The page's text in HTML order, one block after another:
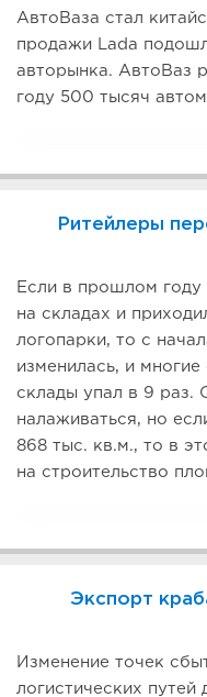
АвтоВаза стал
продажи Lada
авторынка. АвтоВаз
году 500 тысяч
Ритейлеры
Если в прошлом году
на складах и
логопарки, то с
изменилась, и
склады упал в 9 раз.
налаживаться, но
868 тыс. кв.м., то в
на строительство
Экспорт
Изменение точек
логистических путей